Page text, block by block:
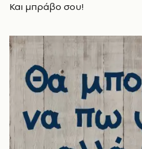
Και μπράβο σου!